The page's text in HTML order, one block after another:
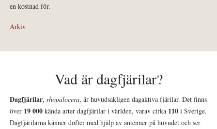
en kostnad för.
Arkiv
Vad är dagfjärilar?
Dagfjärilar, rhopalocera, är huvudsakligen dagaktiva fjärilar. Det finns
över 19 000 kända arter dagfjärilar i världen, varav cirka 110 i Sverige.
Dagfjärilarna känner dofter med hjälp av antenner på huvudet och ser